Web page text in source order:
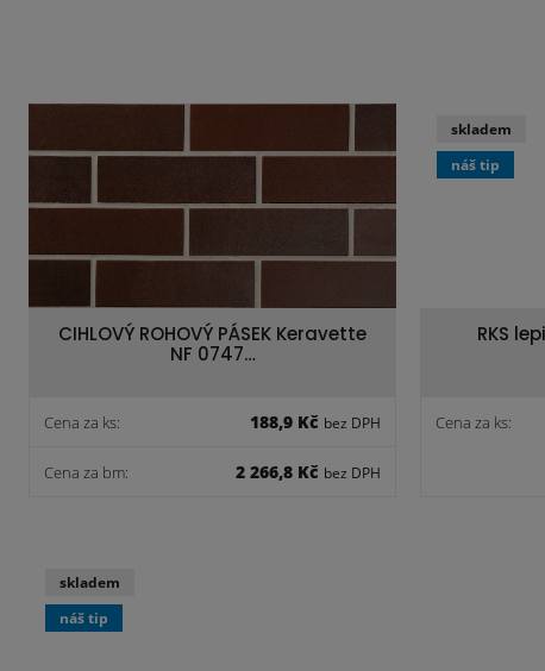
CIHLOVÝ ROHOVÝ PÁSEK Keravette
NF 0747…
Cena za ks: 188,9 Kč bez DPH
Cena za bm: 2 266,8 Kč bez DPH
RKS
Cena za ks:
skladem
náš tip
skladem
náš tip